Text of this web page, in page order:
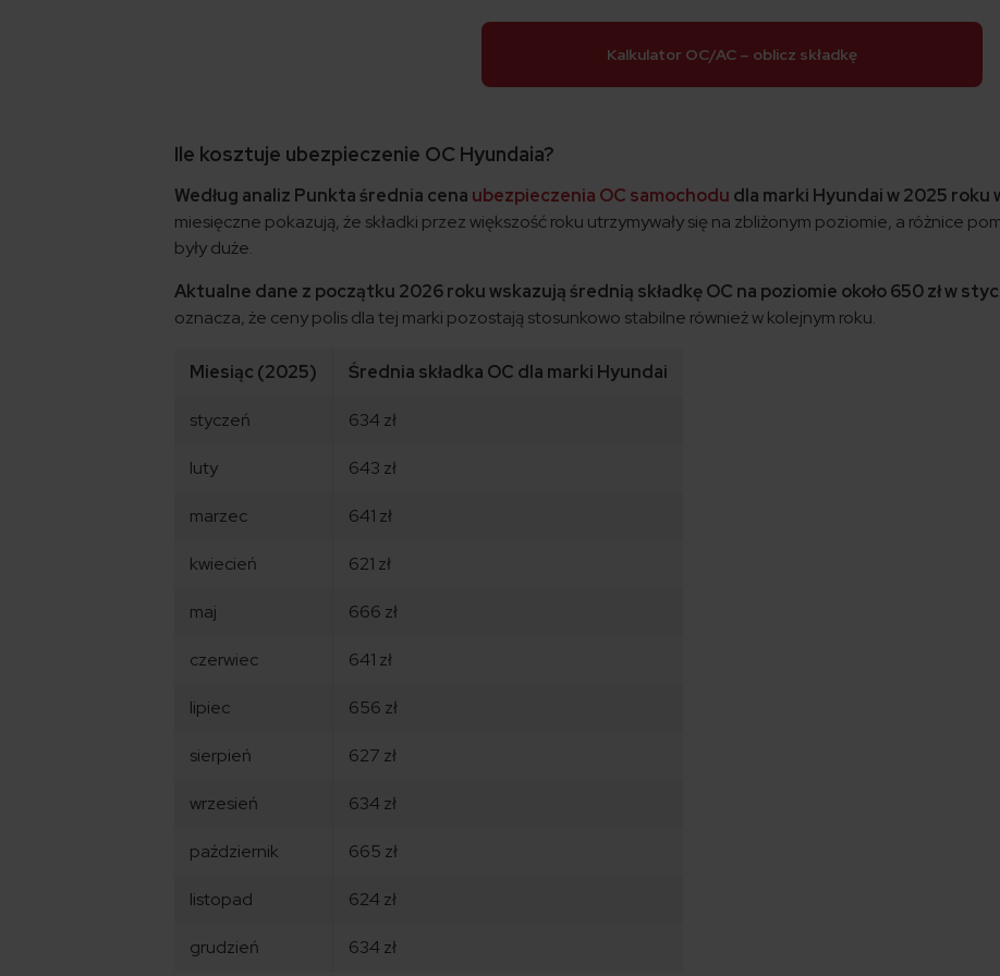
Kalkulator OC/AC – oblicz składkę
Ile kosztuje ubezpieczenie OC Hyundaia?
Według analiz Punkta średnia cena ubezpieczenia OC samochodu dla marki Hyundai w 2025 roku
miesięczne pokazują, że składki przez większość roku utrzymywały się na zbliżonym poziomie, a różnice
były duże.
Aktualne dane z początku 2026 roku wskazują średnią składkę OC na poziomie około 650 zł w
oznacza, że ceny polis dla tej marki pozostają stosunkowo stabilne również w kolejnym roku.
Miesiąc (2025) Średnia składka OC dla marki Hyundai
styczeń 634 zł
luty 643 zł
marzec 641 zł
kwiecień 621 zł
maj 666 zł
czerwiec 641 zł
lipiec 656 zł
sierpień 627 zł
wrzesień 634 zł
październik 665 zł
listopad 624 zł
grudzień 634 zł